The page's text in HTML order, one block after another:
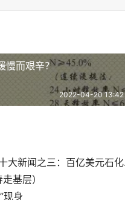
慢而艰辛？
2022-04-20 13:42
2020
基层）
现身